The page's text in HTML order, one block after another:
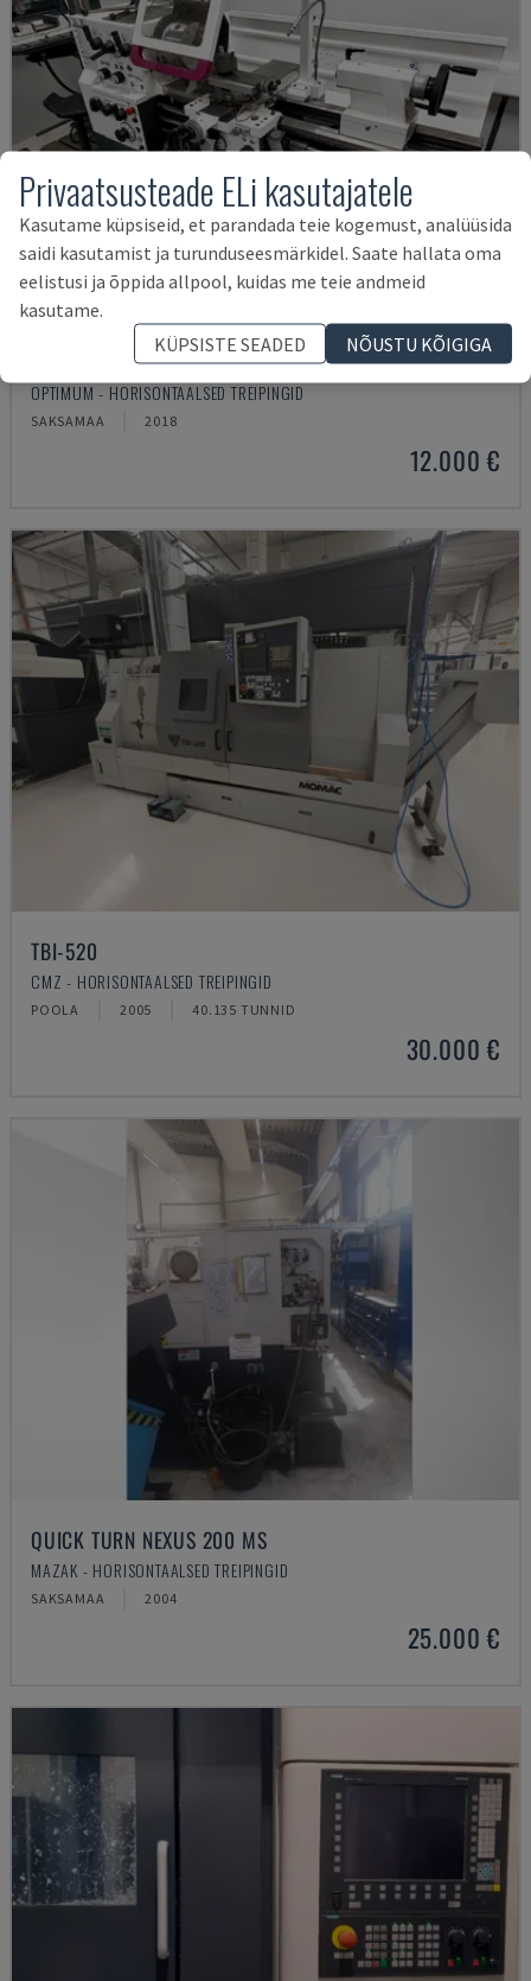
OPTIMUM - HORISONTAALSED TREIPINGID
SAKSAMAA 2018
12.000 €
TBI-520
CMZ - HORISONTAALSED TREIPINGID
POOLA 2005 40.135 TUNNID
30.000 €
QUICK TURN NEXUS 200 MS
MAZAK - HORISONTAALSED TREIPINGID
SAKSAMAA 2004
25.000 €
Privaatsusteade ELi kasutajatele
Kasutame küpsiseid, et parandada teie kogemust, analüüsida
saidi kasutamist ja turunduseesmärkidel. Saate hallata oma
eelistusi ja õppida allpool, kuidas me teie andmeid
kasutame.
KÜPSISTE SEADED
NÕUSTU KÕIGIGA